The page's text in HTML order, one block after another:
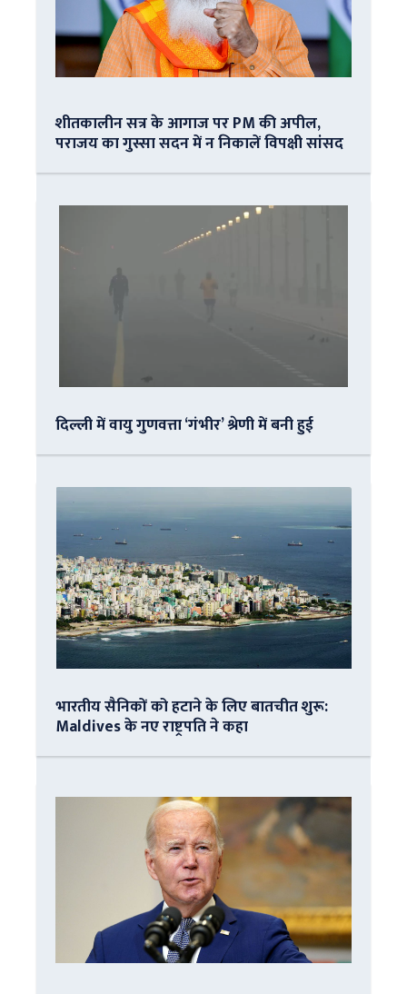
शीतकालीन सत्र के आगाज पर PM की अपील,
पराजय का गुस्सा सदन में न निकालें विपक्षी सांसद
दिल्ली में वायु गुणवत्ता ‘गंभीर’ श्रेणी में बनी हुई
भारतीय सैनिकों को हटाने के लिए बातचीत शुरू:
Maldives के नए राष्ट्रपति ने कहा